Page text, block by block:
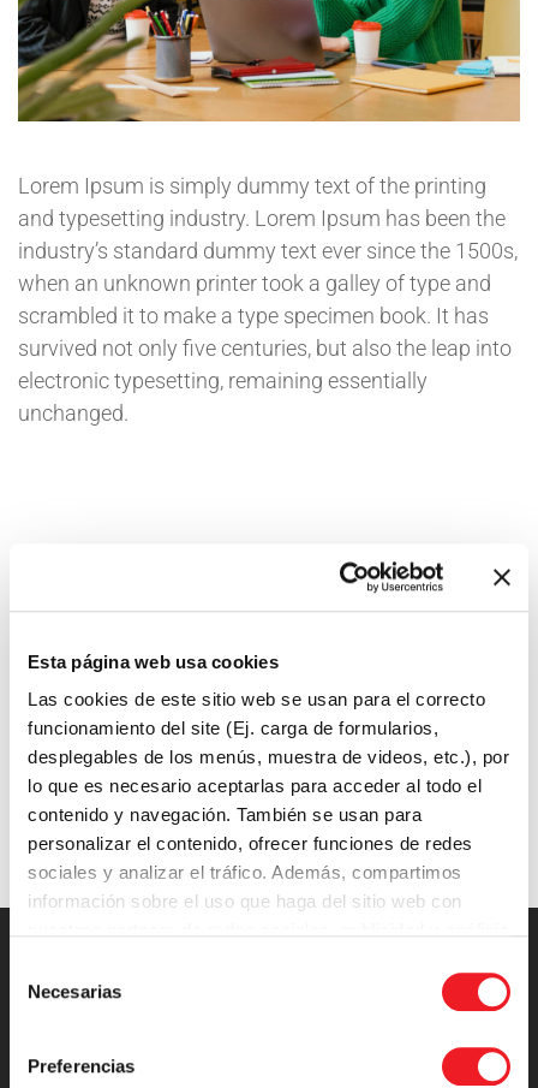
Esta página web usa cookies
Las cookies de este sitio web se usan para el correcto
funcionamiento del site (Ej. carga de formularios,
desplegables de los menús, muestra de videos, etc.), por
lo que es necesario aceptarlas para acceder al todo el
contenido y navegación. También se usan para
personalizar el contenido, ofrecer funciones de redes
sociales y analizar el tráfico. Además, compartimos
información sobre el uso que haga del sitio web con
Necesarias
Preferencias
Lorem Ipsum is simply dummy text of the printing
and typesetting industry. Lorem Ipsum has been the
industry’s standard dummy text ever since the 1500s,
when an unknown printer took a galley of type and
scrambled it to make a type specimen book. It has
survived not only five centuries, but also the leap into
electronic typesetting, remaining essentially
unchanged.